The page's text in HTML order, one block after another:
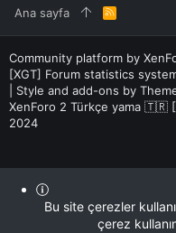
Ana sayfa
R
S
S
Community platform by
[XGT] Forum statistics
Style and add-ons by
XenForo 2 Türkçe yama 🇹🇷
2024
Bu site çerezler
çerez